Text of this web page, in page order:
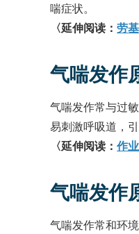
喘症状。
〈延伸阅读： 劳
气喘发作
气喘发作常与过
易刺激呼吸道，
〈延伸阅读： 作
气喘发作
气喘发作常和环